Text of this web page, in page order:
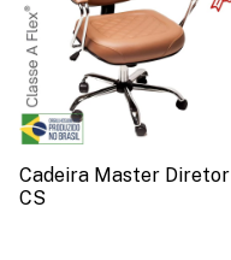
Cadeira Master Diretor
CS